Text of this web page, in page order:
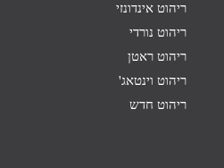
ריהוט אינדונזי
ריהוט נורדי
ריהוט ראטן
ריהוט וינטאג'
ריהוט חדש